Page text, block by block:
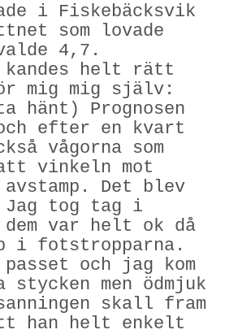
i Fiskebäcksvik
som lovade
4,7.
helt rätt
mig mig själv:
Prognosen
efter en kvart
vågorna som
vinkeln mot
Det blev
Jag tog tag i
var helt ok då
i fotstropparna.
och jag kom
men ödmjuk
skall fram
han helt enkelt